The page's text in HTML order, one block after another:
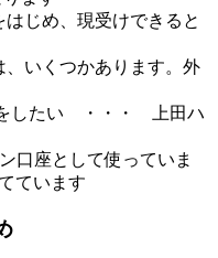
はじめ、現受けできると
、いくつかあります。外
をしたい ・・・ 上田ハ
口座として使っていま
ています